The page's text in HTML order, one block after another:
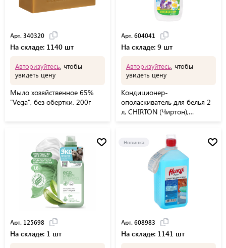
Арт. 340320
На складе: 1140 шт
Авторизуйтесь , чтобы
увидеть цену
Мыло хозяйственное 65%
"Vega", без обертки, 200г
Арт. 604041
На складе: 9 шт
Авторизуйтесь , чтобы
увидеть цену
Кондиционер-
ополаскиватель для белья 2
л, CHIRTON (Чиртон),
Арт. 125698
На складе: 1 шт
Новинка
Арт. 608983
На складе: 1141 шт